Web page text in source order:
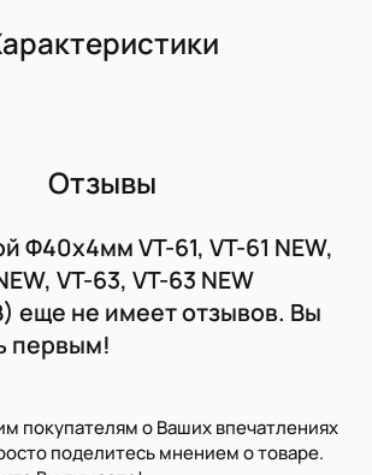
Отзывы
Φ40х4мм VT-61, VT-61 NEW,
VT-63, VT-63 NEW
еще не имеет отзывов. Вы
первым!
покупателям о Ваших впечатлениях
поделитесь мнением о товаре.